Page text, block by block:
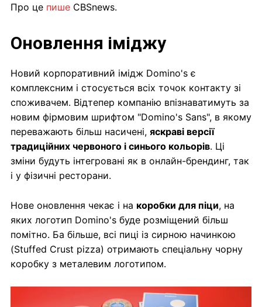
Про це пише СВSnews.
Оновлення іміджу
Новий корпоративний імідж Domino's є
комплексним і стосується всіх точок контакту зі
споживачем. Відтепер компанію впізнаватимуть за
новим фірмовим шрифтом "Domino's Sans", в якому
переважають більш насичені, яскраві версії
традиційних червоного і синього кольорів. Ці
зміни будуть інтегровані як в онлайн-брендинг, так
і у фізичні ресторани.
Нове оновлення чекає і на коробки для піци, на
яких логотип Domino's буде розміщений більш
помітно. Ба більше, всі пиці із сирною начинкою
(Stuffed Crust pizza) отримають спеціальну чорну
коробку з металевим логотипом.